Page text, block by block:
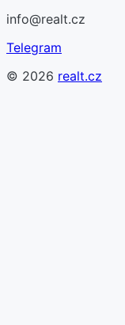
info@realt.cz
Telegram
© 2026 realt.cz